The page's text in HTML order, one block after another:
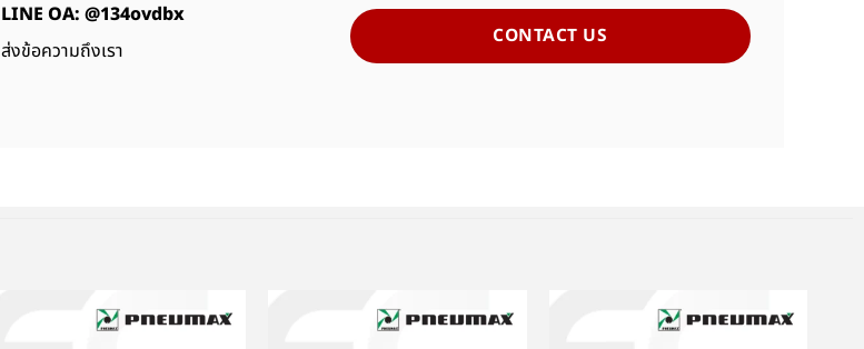
LINE OA: @134ovdbx
ส่งข้อความถึงเรา
CONTACT US